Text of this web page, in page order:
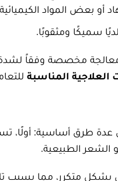
أو بعض المواد
سميكًا ومثقوبًا.
معالجة مخصصة وفقاً
العلاجية المناسبة
طرق أساسية: أولًا،
الشعر الطبيعية.
بشكل متكرر، مما يسبب